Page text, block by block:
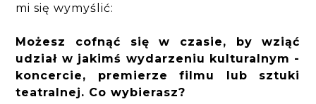
mi się wymyślić:
Możesz cofnąć się w czasie, by wziąć
udział w jakimś wydarzeniu kulturalnym -
koncercie, premierze filmu lub sztuki
teatralnej. Co wybierasz?